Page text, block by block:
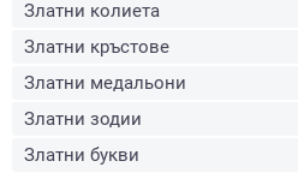
Златни колиета
Златни кръстове
Златни медальони
Златни зодии
Златни букви